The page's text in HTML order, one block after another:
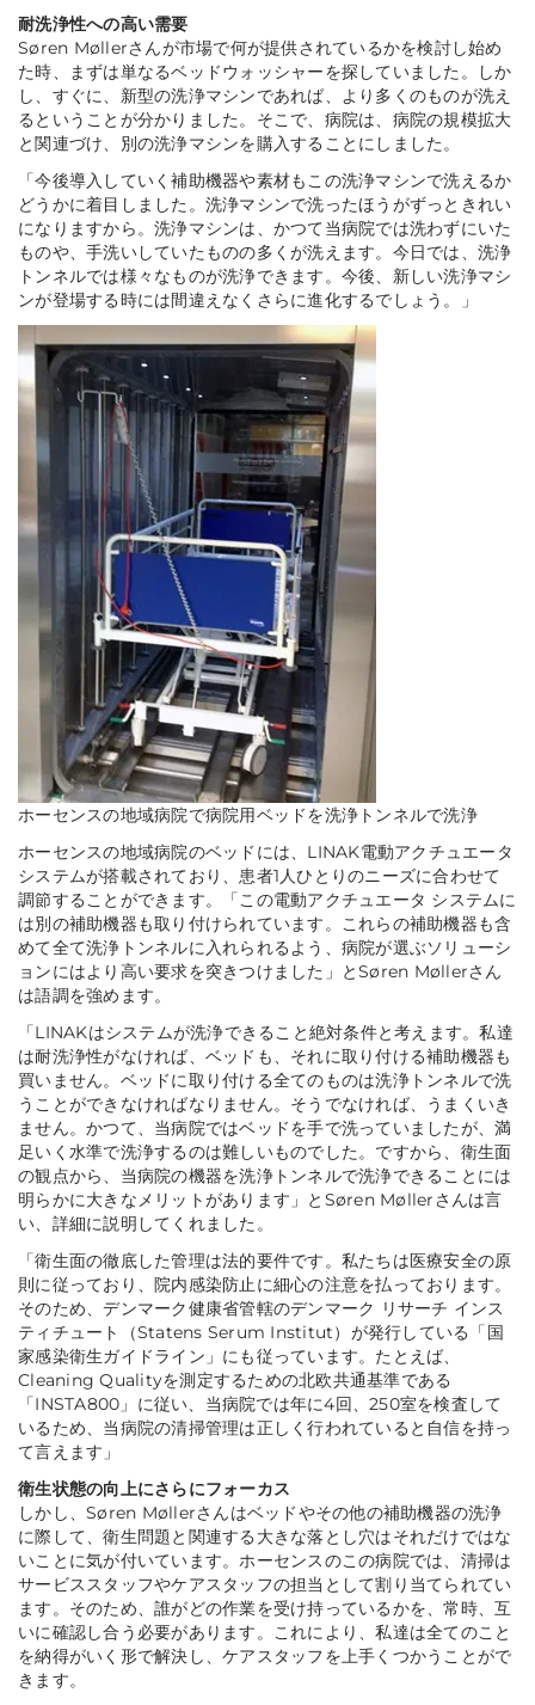
耐洗浄性への高い需要
Søren Møllerさんが市場で何が提供されているかを検討し始め
た時、まずは単なるベッドウォッシャーを探していました。しか
し、すぐに、新型の洗浄マシンであれば、より多くのものが洗え
るということが分かりました。そこで、病院は、病院の規模拡大
と関連づけ、別の洗浄マシンを購入することにしました。
「今後導入していく補助機器や素材もこの洗浄マシンで洗えるか
どうかに着目しました。洗浄マシンで洗ったほうがずっときれい
になりますから。洗浄マシンは、かつて当病院では洗わずにいた
ものや、手洗いしていたものの多くが洗えます。今日では、洗浄
トンネルでは様々なものが洗浄できます。今後、新しい洗浄マシ
ンが登場する時には間違えなくさらに進化するでしょう。」
ホーセンスの地域病院で病院用ベッドを洗浄トンネルで洗浄
ホーセンスの地域病院のベッドには、LINAK電動アクチュエータ
システムが搭載されており、患者1人ひとりのニーズに合わせて
調節することができます。「この電動アクチュエータ システムに
は別の補助機器も取り付けられています。これらの補助機器も含
めて全て洗浄トンネルに入れられるよう、病院が選ぶソリューシ
ョンにはより高い要求を突きつけました」とSøren Møllerさん
は語調を強めます。
「LINAKはシステムが洗浄できること絶対条件と考えます。私達
は耐洗浄性がなければ、ベッドも、それに取り付ける補助機器も
買いません。ベッドに取り付ける全てのものは洗浄トンネルで洗
うことができなければなりません。そうでなければ、うまくいき
ません。かつて、当病院ではベッドを手で洗っていましたが、満
足いく水準で洗浄するのは難しいものでした。ですから、衛生面
の観点から、当病院の機器を洗浄トンネルで洗浄できることには
明らかに大きなメリットがあります」とSøren Møllerさんは言
い、詳細に説明してくれました。
「衛生面の徹底した管理は法的要件です。私たちは医療安全の原
則に従っており、院内感染防止に細心の注意を払っております。
そのため、デンマーク健康省管轄のデンマーク リサーチ インス
ティチュート（Statens Serum Institut）が発行している「国
家感染衛生ガイドライン」にも従っています。たとえば、
Cleaning Qualityを測定するための北欧共通基準である
「INSTA800」に従い、当病院では年に4回、250室を検査して
いるため、当病院の清掃管理は正しく行われていると自信を持っ
て言えます」
衛生状態の向上にさらにフォーカス
しかし、Søren Møllerさんはベッドやその他の補助機器の洗浄
に際して、衛生問題と関連する大きな落とし穴はそれだけではな
いことに気が付いています。ホーセンスのこの病院では、清掃は
サービススタッフやケアスタッフの担当として割り当てられてい
ます。そのため、誰がどの作業を受け持っているかを、常時、互
いに確認し合う必要があります。これにより、私達は全てのこと
を納得がいく形で解決し、ケアスタッフを上手くつかうことがで
きます。